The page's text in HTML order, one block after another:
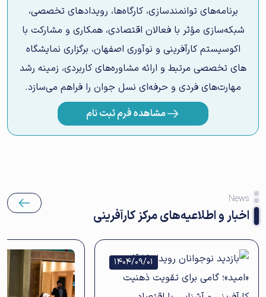
برنامه‌های توانمندسازی، کارگاه‌ها، رویدادهای تخصصی،
شبکه‌سازی مؤثر با فعالان اقتصادی، همکاری و مشارکت با
اکوسیستم کارآفرینی و نوآوری اصفهان، برگزاری نمایشگاه
های تخصصی مرتبط و ارائه مشاوره‌های کاربردی، زمینه‌ رشد
مهارت‌های فردی و حرفه‌ای نسل جوان را فراهم می‌سازد.
مشاهده فرم ثبت نام
News
اخبار و اطلاعیه‌های مرکز کارآفرینی
1404/09/01